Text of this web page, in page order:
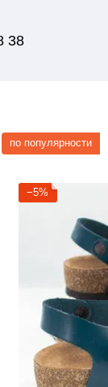
38
по популярности
−5%